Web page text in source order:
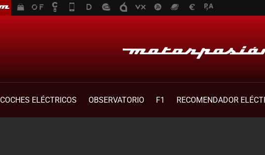
COCHES ELÉCTRICOS OBSERVATORIO F1
RECOMENDADOR